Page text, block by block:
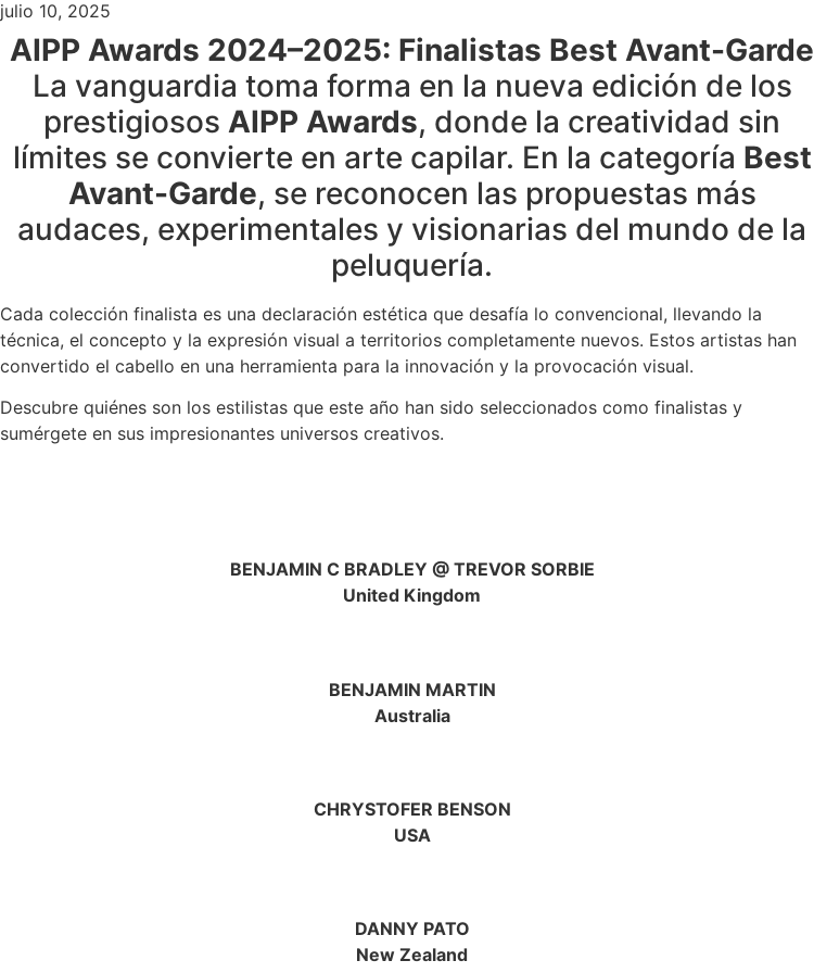
julio 10, 2025
AIPP Awards 2024–2025: Finalistas Best Avant-Garde
La vanguardia toma forma en la nueva edición de los
prestigiososAIPP Awards, donde la creatividad sin
límites se convierte en arte capilar. En la categoría Best
Avant-Garde, se reconocen las propuestas más
audaces, experimentales y visionarias del mundo de la
peluquería.
Cada colección finalista es una declaración estética que desafía lo convencional, llevando la
técnica, el concepto y la expresión visual a territorios completamente nuevos. Estos artistas han
convertido el cabello en una herramienta para la innovación y la provocación visual.
Descubre quiénes son los estilistas que este año han sido seleccionados como finalistas y
sumérgete en sus impresionantes universos creativos.
BENJAMIN C BRADLEY @ TREVOR SORBIE
United Kingdom
BENJAMIN MARTIN
Australia
CHRYSTOFER BENSON
USA
DANNY PATO
New Zealand